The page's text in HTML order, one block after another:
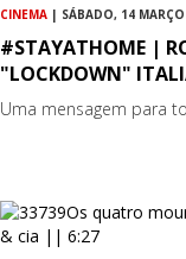
CINEMA | SÁBADO, 14
#STAYATHOME |
"LOCKDOWN"
Uma mensagem para